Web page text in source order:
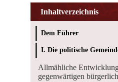
Inhaltverzeichnis
Dem Führer
I. Die politische
Allmähliche
gegenwärtigen